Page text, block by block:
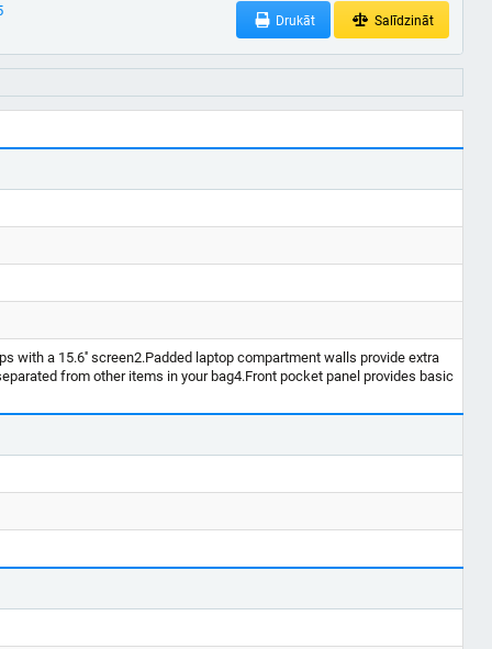
Drukāt Salīdzināt
with a 15.6'' screen2.Padded laptop compartment walls provide extra
from other items in your bag4.Front pocket panel provides basic